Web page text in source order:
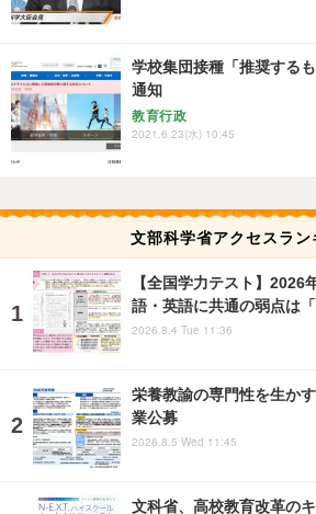
学校集団接種「推奨する
通知
教育行政
2021.6.23(水) 10:45
文部科学省アクセスラン
【全国学力テスト】2026
語・英語に共通の弱点は「
2026.8.4 Tue 11:36
栄養教諭の専門性を生か
業公募
2026.8.5 Wed 11:45
文科省、高校教育改革の